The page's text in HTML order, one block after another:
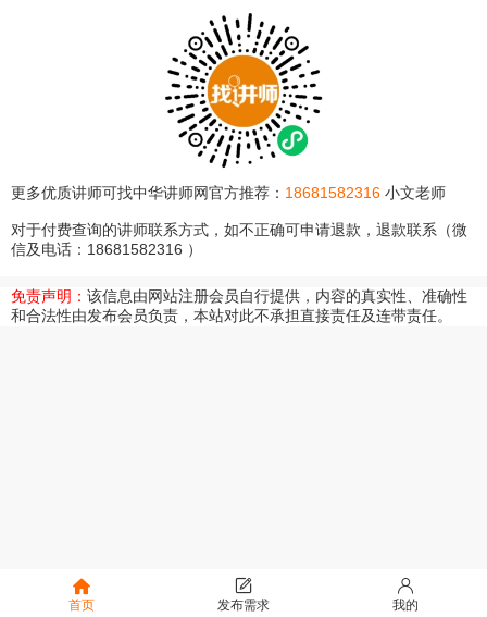
更多优质讲师可找中华讲师网官方推荐： 18681582316 小文老师
对于付费查询的讲师联系方式，如不正确可申请退款，退款联系（微
信及电话：18681582316 ）
免责声明： 该信息由网站注册会员自行提供，内容的真实性、准确性
和合法性由发布会员负责，本站对此不承担直接责任及连带责任。
首页 发布需求 我的